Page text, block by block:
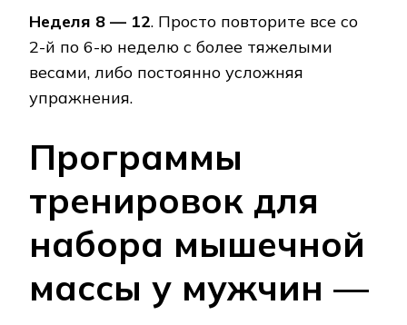
Неделя 8 — 12. Просто повторите все со
2-й по 6-ю неделю с более тяжелыми
весами, либо постоянно усложняя
упражнения.
Программы
тренировок для
набора мышечной
массы у мужчин —